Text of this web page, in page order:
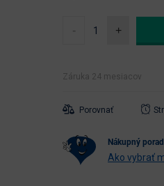
- +
Záruka 24 mesiacov
Porovnať
nákupný
Ako vybrať